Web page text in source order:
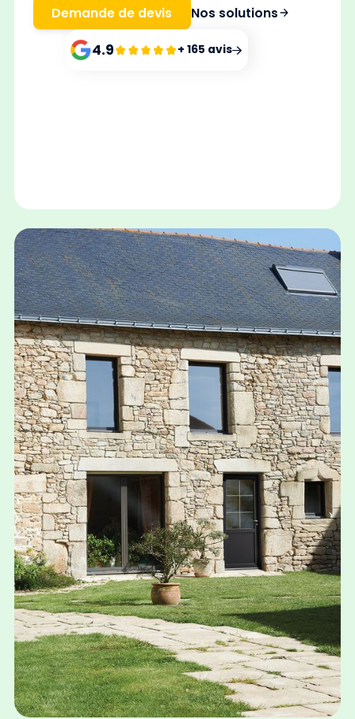
Demande de devis Nos solutions
4.9 + 165 avis